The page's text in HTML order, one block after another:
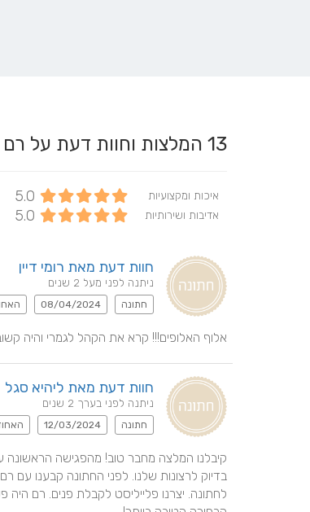
13 המלצות וחוות דעת על
איכות ומקצועיות 5.0
אדיבות ושירותיות 5.0
חוות דעת מאת רומי דיין
ניתנה לפני מעל 2 שנים
חתונה 08/04/2024
אלוף האלופים!!! קרא את הקהל לגמרי והיה
חוות דעת מאת ליהיא סגל
ניתנה לפני בערך 2 שנים
חתונה 12/03/2024